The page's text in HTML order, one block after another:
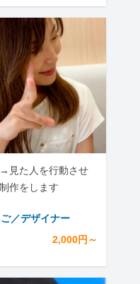
見た人を行動させ
作をします
ご／デザイナー
2,000円～